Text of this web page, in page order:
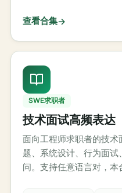
查看合集→
SWE求职者
技术面试高频表达
面向工程师求职者的技
题、系统设计、行为面
问。支持任意语言对，本